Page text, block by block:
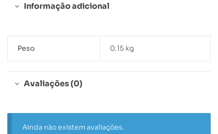
Informação adicional
Peso 0.15 kg
Avaliações (0)
Ainda não existem avaliações.